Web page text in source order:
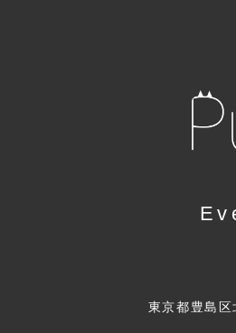
東京都豊島